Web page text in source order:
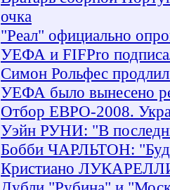
очка
"Реал" официально
УЕФА и FIFPro
Симон Рольфес
УЕФА было вынесено
Отбор ЕВРО-2008.
Уэйн РУНИ: "В
Бобби ЧАРЛЬТОН:
Кристиано